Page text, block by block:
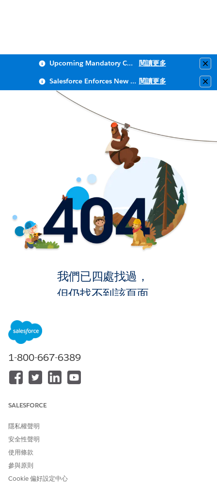
Upcoming Mandatory Changes to Public Key Infrastructure (PKI) 閱讀更多
Salesforce Enforces New Security Requirements in Summer 2026 閱讀更多
我們已四處找過，
但仍找不到該頁面。
1-800-667-6389
SALESFORCE
隱私權聲明
安全性聲明
使用條款
參與原則
Cookie 偏好設定中心